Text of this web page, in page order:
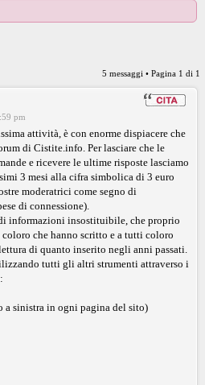
5 messaggi • Pagina 1 di 1
pm
attività, è con enorme dispiacere che
di Cistite.info. Per lasciare che le
e ricevere le ultime risposte lasciamo
3 mesi alla cifra simbolica di 3 euro
moderatrici come segno di
di connessione).
informazioni insostituibile, che proprio
che hanno scritto e a tutti coloro
di quanto inserito negli anni passati.
tutti gli altri strumenti attraverso i
a sinistra in ogni pagina del sito)